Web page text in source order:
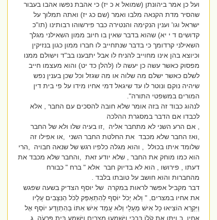
ועל כן אמר ביהונתן (שמואל א כ יז) כי אהבת נפשו אהבו בעבור
שהסיר מדת הקנאה מלבו ואמר (שם כג יז) ואתה תמלוך על
ישראל וגו' וענין הנקימה והנטירה כבר פירשוהו רבותינו (תו"כ
קדושים ד י יא) שהוא בדבר שאין בו חיוב ממון השאילני מגלך
השאילני קרדומך כי בדבר שנתחייב לו חברו ממון כגון בנזיקין
וכיוצא בהן אינו מחוייב להניח לו אבל יתבענו בב"ד וישולם ממנו
מפסוק כאשר עשה כן יעשה לו (להלן כד יט) והוא מעצמו חייב
לשלם כאשר ישלם מה שלוה או מה שגזל וכל שכן בענין נפש
שיהיה נוקם ונוטר לו עד שיגאל דמי אחיו מידו על פי בית דין
המורים במשפטי התורה".
לנהוג כבוד זה בזה אומר שלא חובה להסכים עם החבר , אלא
לכבדו אם הדבר במסגרת ההלכה
, אם הרע השני לא מתחבר אליה ,זו בעיה שלו ולא של החבר
,ואז החבר שלא מכבד את החלטת החבר השני ,או אפילו זה
שלומד איתו בכולל , והוא מגלה כלפיו רגש של שנאה חבויה ,הרי
הוא כמו מוחק את החבר , שלא יודע זאת ,והחבר שלא מכבד את
דעתו , פירושו , הוא לא בדיוק חבר אלא " ברח " כבורח
מהחברות והוא חושב על טובתו בלבד .
דבר מקביל אפשר לראות במקרה של יוסף הצדיק בשעה שפגש
את אחיו במצרים, " וְלֹא יָכֹל יוֹסֵף לְהִתְאַפֵּק לְכֹל הַנִּצָּבִים עָלָיו
וַיִּקְרָא הוֹצִיאוּ כָל אִישׁ מֵעָלָי וְלֹא עָמַד אִישׁ אִתּוֹ בְּהִתְוַדַּע יוֹסֵף אֶל
אֶחָיו. ב וַיִּתֵּן אֶת קֹלוֹ בִּבְכִי וַיִּשְׁמְעוּ מִצְרַיִם וַיִּשְׁמַע בֵּית פַּרְעֹה. ג